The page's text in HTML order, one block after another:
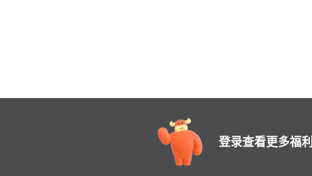
登录查看更多福